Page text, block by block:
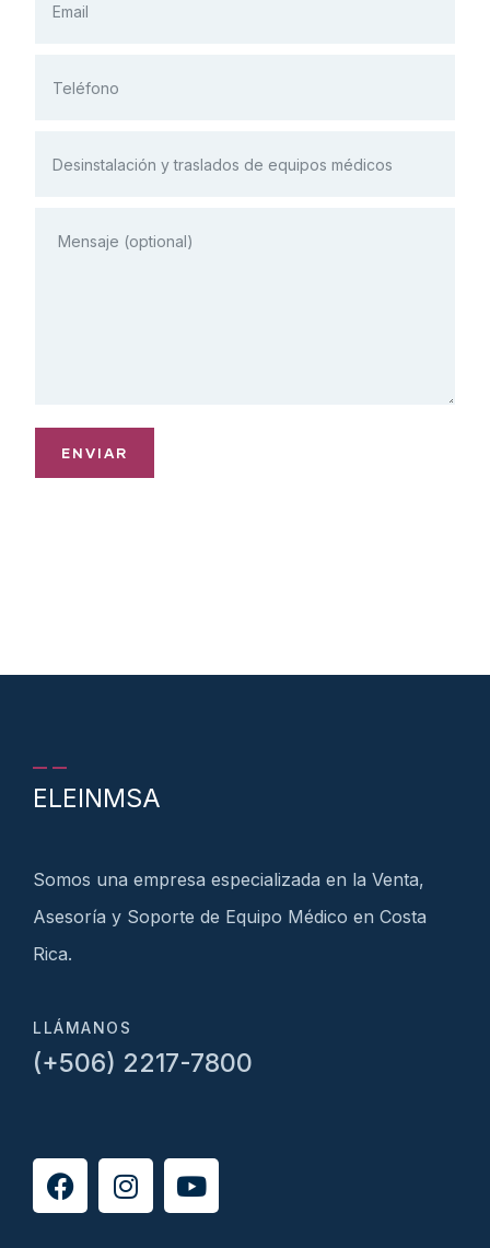
ELEINMSA
Somos una empresa especializada en la Venta,
Asesoría y Soporte de Equipo Médico en Costa
Rica.
LLÁMANOS
(+506) 2217-7800